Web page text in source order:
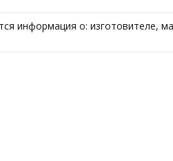
информация о: изготовителе,